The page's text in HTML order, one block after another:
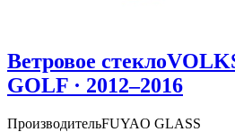
Ветровое стекло
GOLF · 2012–2016
ПроизводительFUYAO GLASS